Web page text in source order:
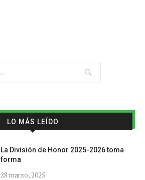
LO MÁS LEÍDO
La División de Honor 2025-2026 toma
forma
28 marzo, 2025